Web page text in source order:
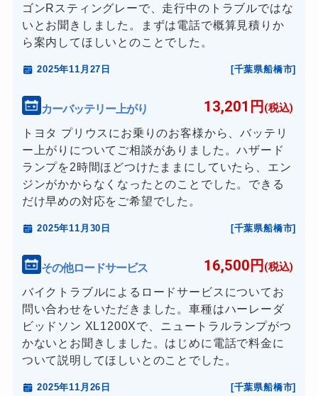
ゴンRスティングレーで、走行中のトラブルではな
いとお聞きしました。まずは電話で概算見積りか
ら案内してほしいとのことでした。
2025年11月27日 [千葉県船橋市]
カーバッテリー上がり 13,201円 (税込)
トヨタ プリウスにお乗りのお客様から、バッテリ
ー上がりについてご相談がありました。ハザード
ランプを2時間ほどつけたままにしていたら、エン
ジンがかからなくなったとのことでした。できる
だけ早めの対応をご希望でした。
2025年11月30日 [千葉県船橋市]
その他ロードサービス 16,500円 (税込)
バイクトラブルによるロードサービスについてお
問い合わせをいただきました。車種はハーレーダ
ビッドソン XL1200Xで、ニュートラルランプがつ
かないとお聞きしました。はじめに電話で料金に
ついて説明してほしいとのことでした。
2025年11月26日 [千葉県船橋市]